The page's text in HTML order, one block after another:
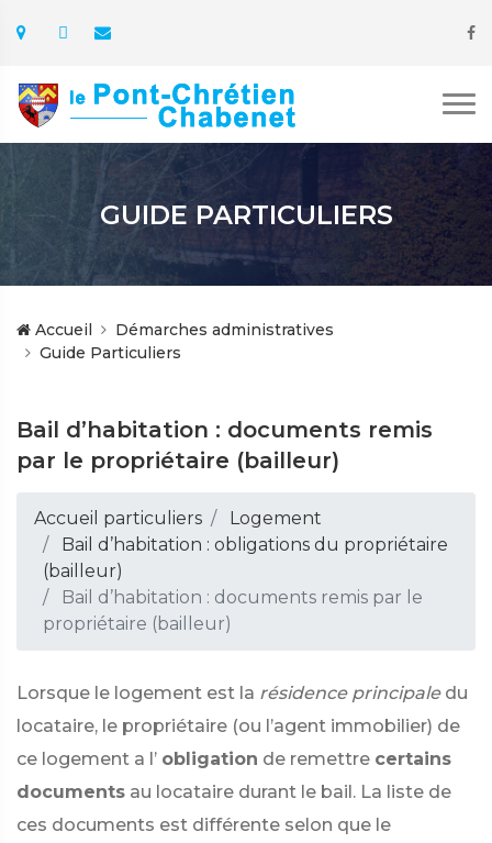
GUIDE PARTICULIERS
Accueil
Démarches administratives
Guide Particuliers
Bail d’habitation : documents remis
par le propriétaire (bailleur)
Accueil particuliers
Logement
Bail d’habitation : obligations du propriétaire
(bailleur)
Bail d’habitation : documents remis par le
propriétaire (bailleur)
Lorsque le logement est la résidence principale du
locataire, le propriétaire (ou l’agent immobilier) de
ce logement a l’ obligation de remettre certains
documents au locataire durant le bail. La liste de
ces documents est différente selon que le